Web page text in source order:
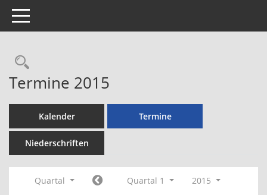
Toggle navigation
Rechercheauswahl
Termine 2015
Kalender Termine
Niederschriften
Quartal Quartal 1
2015